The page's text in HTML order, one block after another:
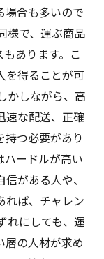
場合も多いので
様で、運ぶ商品
あります。こ
を得ることが可
かしながら、高
速な配送、正確
つ必要があり
ハードルが高い
がある人や、
れば、チャレン
れにしても、運
層の人材が求め